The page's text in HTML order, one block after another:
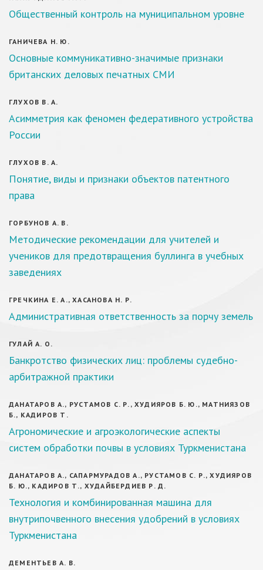
Общественный контроль на муниципальном уровне
ГАНИЧЕВА Н. Ю.
Основные коммуникативно-значимые признаки
британских деловых печатных СМИ
ГЛУХОВ В. А.
Асимметрия как феномен федеративного устройства
России
ГЛУХОВ В. А.
Понятие, виды и признаки объектов патентного
права
ГОРБУНОВ А. В.
Методические рекомендации для учителей и
учеников для предотвращения буллинга в учебных
заведениях
ГРЕЧКИНА Е. А., ХАСАНОВА Н. Р.
Административная ответственность за порчу земель
ГУЛАЙ А. О.
Банкротство физических лиц: проблемы судебно-
арбитражной практики
ДАНАТАРОВ А., РУСТАМОВ С. Р., ХУДИЯРОВ Б. Ю., МАТНИЯЗОВ
Б., КАДИРОВ Т.
Агрономические и агроэкологические аспекты
систем обработки почвы в условиях Туркменистана
ДАНАТАРОВ А., САПАРМУРАДОВ А., РУСТАМОВ С. Р., ХУДИЯРОВ
Б. Ю., КАДИРОВ Т., ХУДАЙБЕРДИЕВ Р. Д.
Технология и комбинированная машина для
внутрипочвенного внесения удобрений в условиях
Туркменистана
ДЕМЕНТЬЕВ А. В.